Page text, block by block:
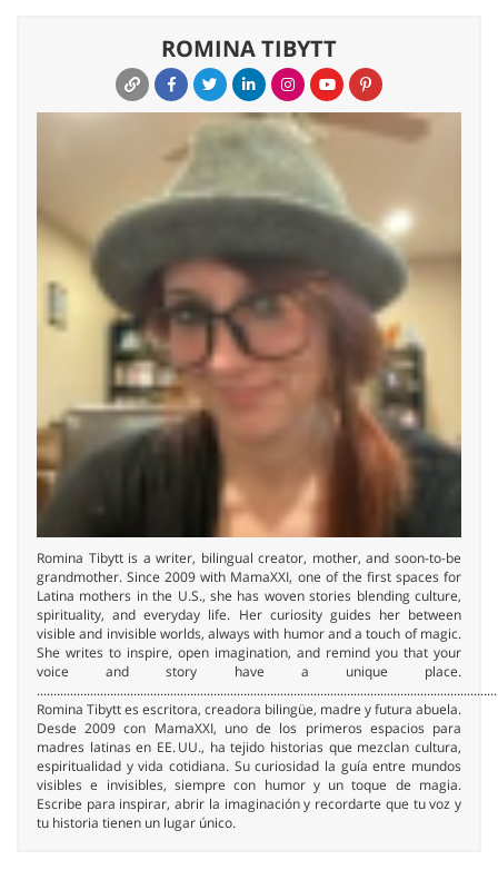
ROMINA TIBYTT
Romina Tibytt is a writer, bilingual creator, mother, and soon-to-be
grandmother. Since 2009 with MamaXXI, one of the first spaces for
Latina mothers in the U.S., she has woven stories blending culture,
spirituality, and everyday life. Her curiosity guides her between
visible and invisible worlds, always with humor and a touch of magic.
She writes to inspire, open imagination, and remind you that your
voice and story have a unique place.
Romina Tibytt es escritora, creadora bilingüe, madre y futura abuela.
Desde 2009 con MamaXXI, uno de los primeros espacios para
madres latinas en EE. UU., ha tejido historias que mezclan cultura,
espiritualidad y vida cotidiana. Su curiosidad la guía entre mundos
visibles e invisibles, siempre con humor y un toque de magia.
Escribe para inspirar, abrir la imaginación y recordarte que tu voz y
tu historia tienen un lugar único.